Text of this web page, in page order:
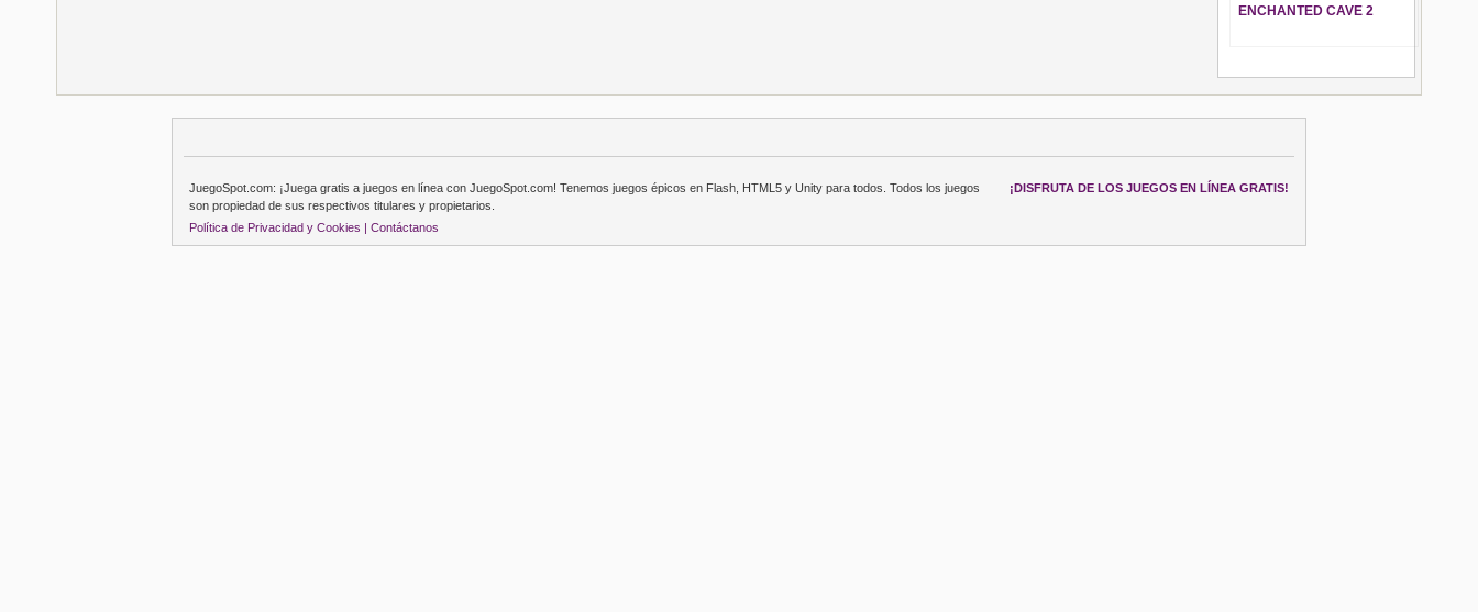
ENCHANTED CAVE 2
¡DISFRUTA DE LOS JUEGOS EN LÍNEA GRATIS!
JuegoSpot.com: ¡Juega gratis a juegos en línea con JuegoSpot.com! Tenemos juegos épicos en Flash, HTML5 y Unity para todos. Todos los juegos
son propiedad de sus respectivos titulares y propietarios.
Política de Privacidad y Cookies | Contáctanos